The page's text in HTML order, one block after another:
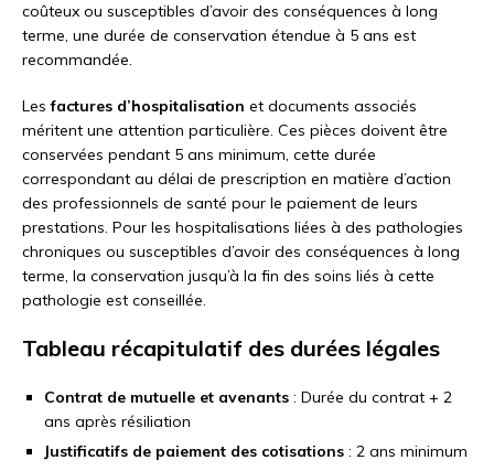
coûteux ou susceptibles d’avoir des conséquences à long
terme, une durée de conservation étendue à 5 ans est
recommandée.
Lesfactures d’hospitalisation et documents associés
méritent une attention particulière. Ces pièces doivent être
conservées pendant 5 ans minimum, cette durée
correspondant au délai de prescription en matière d’action
des professionnels de santé pour le paiement de leurs
prestations. Pour les hospitalisations liées à des pathologies
chroniques ou susceptibles d’avoir des conséquences à long
terme, la conservation jusqu’à la fin des soins liés à cette
pathologie est conseillée.
Tableau récapitulatif des durées légales
Contrat de mutuelle et avenants : Durée du contrat + 2
ans après résiliation
Justificatifs de paiement des cotisations : 2 ans minimum